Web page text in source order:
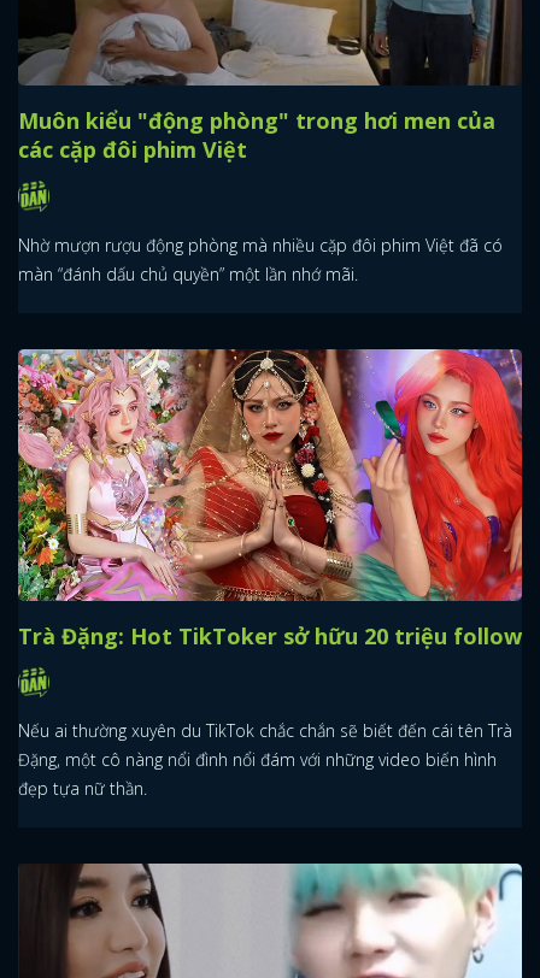
Muôn kiểu "động phòng" trong hơi men của
các cặp đôi phim Việt
Nhờ mượn rượu động phòng mà nhiều cặp đôi phim Việt đã có
màn “đánh dấu chủ quyền” một lần nhớ mãi.
Trà Đặng: Hot TikToker sở hữu 20 triệu follow
Nếu ai thường xuyên du TikTok chắc chắn sẽ biết đến cái tên Trà
Đặng, một cô nàng nổi đình nổi đám với những video biến hình
đẹp tựa nữ thần.